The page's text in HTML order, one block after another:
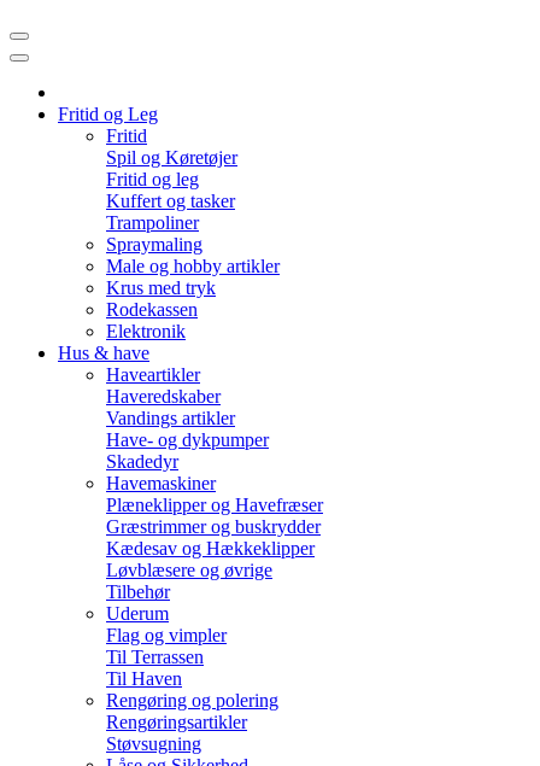
Fritid og Leg
Fritid
Spil og Køretøjer
Fritid og leg
Kuffert og tasker
Trampoliner
Spraymaling
Male og hobby artikler
Krus med tryk
Rodekassen
Elektronik
Hus & have
Haveartikler
Haveredskaber
Vandings artikler
Have- og dykpumper
Skadedyr
Havemaskiner
Plæneklipper og Havefræser
Græstrimmer og buskrydder
Kædesav og Hækkeklipper
Løvblæsere og øvrige
Tilbehør
Uderum
Flag og vimpler
Til Terrassen
Til Haven
Rengøring og polering
Rengøringsartikler
Støvsugning